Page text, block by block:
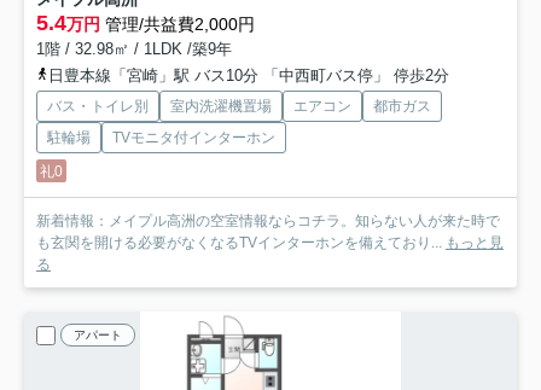
5.4万円 管理/共益費2,000円
1階 / 32.98㎡ / 1LDK /築9年
日豊本線「宮崎」駅 バス10分 「中西町バス停」 停歩2分
バス・トイレ別 室内洗濯機置場 エアコン
都市ガス
駐輪場
TVモニタ付インターホン
礼0
新着情報：メイプル高洲の空室情報ならコチラ。知らない人が来た時で
も玄関を開ける必要がなくなるTVインターホンを備えており...
もっと見
る
アパート